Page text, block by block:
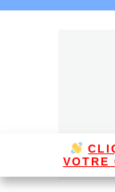
VOTRE